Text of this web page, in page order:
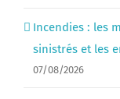
Incendies : les
sinistrés et les
07/08/2026